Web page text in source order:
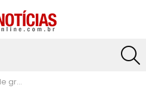
ilícito em Santa Bárbara